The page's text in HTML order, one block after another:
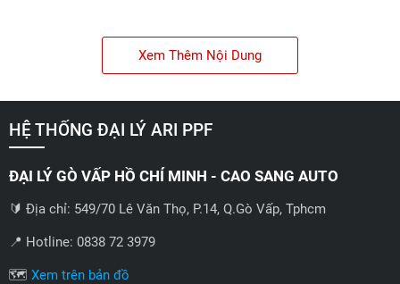
Xem Thêm Nội Dung
HỆ THỐNG ĐẠI LÝ ARI PPF
ĐẠI LÝ GÒ VẤP HỒ CHÍ MINH - CAO SANG AUTO
🔰 Địa chỉ: 549/70 Lê Văn Thọ, P.14, Q.Gò Vấp, Tphcm
📍 Hotline: 0838 72 3979
🗺️ Xem trên bản đồ